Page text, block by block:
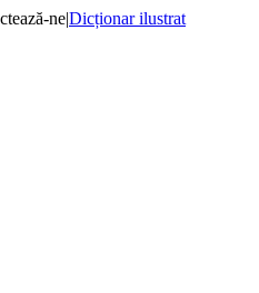
ne|Dicționar ilustrat